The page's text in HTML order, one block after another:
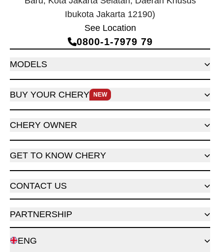
Ibukota Jakarta 12190)
See Location
0800‑1‑7979 79
MODELS
BUY YOUR CHERY NEW
CHERY OWNER
GET TO KNOW CHERY
CONTACT US
PARTNERSHIP
ENG